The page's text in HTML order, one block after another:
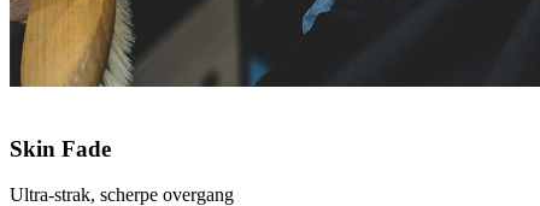
Skin Fade
Ultra-strak, scherpe overgang